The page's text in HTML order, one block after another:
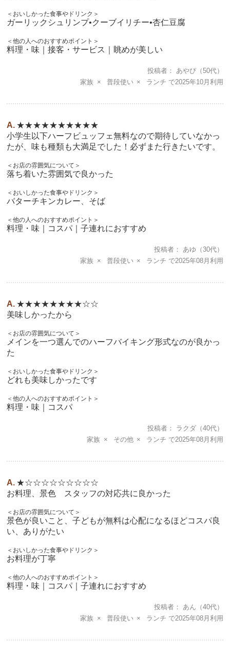
＜おいしかった食事やドリンク＞
ガーリックシュリンプ•クーブイリチー•杏仁豆腐
＜他の人へのおすすめポイント＞
料理・味｜接客・サービス｜眺めが美しい
投稿者 あやぴ（50代）
家族
普段使い ランチ 2025年10月
★★★★★★★★★★
小学生以下ハーフビュッフェ無料なので期待していなかっ
たが、味も種類も大満足でした！必ずまた行きたいです。
＜お店の雰囲気について＞
落ち着いた雰囲気で良かった
＜おいしかった食事やドリンク＞
バターチキンカレー、そば
＜他の人へのおすすめポイント＞
料理・味｜コスパ｜子連れにおすすめ
投稿者 あゆ （30代）
家族
普段使い ランチ 2025年08月
★★★★★★★★☆☆
美味しかったから
＜お店の雰囲気について＞
メインを一つ選んでのハーフバイキング形式なのが良かっ
た
＜おいしかった食事やドリンク＞
どれも美味しかったです
＜他の人へのおすすめポイント＞
料理・味｜コスパ
投稿者 ラクダ （40代）
家族
その他 ランチ 2025年08月
★☆☆☆☆☆☆☆☆☆
お料理、景色 スタッフの対応共に良かった
＜お店の雰囲気について＞
景色が良いこと、子どもが無料は心配になるほどコスパ良
い、ありがたい
＜おいしかった食事やドリンク＞
お料理が丁寧
＜他の人へのおすすめポイント＞
料理・味｜コスパ｜子連れにおすすめ
投稿者 あん （40代）
家族
普段使い ランチ 2025年08月